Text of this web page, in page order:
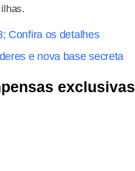
Confira os detalhes
e nova base secreta
exclusivas